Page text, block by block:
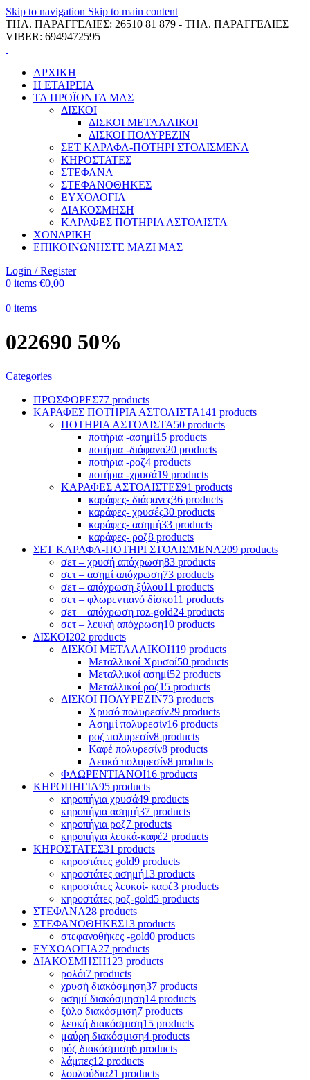
Skip to navigation Skip to main content
ΤΗΛ. ΠΑΡΑΓΓΕΛΙΕΣ: 26510 81 879 - ΤΗΛ. ΠΑΡΑΓΓΕΛΙΕΣ
VIBER: 6949472595
ΑΡΧΙΚΗ
Η ΕΤΑΙΡΕΙΑ
ΤΑ ΠΡΟΪΟΝΤΑ ΜΑΣ
ΔΙΣΚΟΙ
ΔΙΣΚΟΙ ΜΕΤΑΛΛΙΚΟΙ
ΔΙΣΚΟΙ ΠΟΛΥΡΕΖΙΝ
ΣΕΤ ΚΑΡΑΦΑ-ΠΟΤΗΡΙ ΣΤΟΛΙΣΜΕΝΑ
ΚΗΡΟΣΤΑΤΕΣ
ΣΤΕΦΑΝΑ
ΣΤΕΦΑΝΟΘΗΚΕΣ
ΕΥΧΟΛΟΓΙΑ
ΔΙΑΚΟΣΜΗΣΗ
ΚΑΡΑΦΕΣ ΠΟΤΗΡΙΑ ΑΣΤΟΛΙΣΤΑ
ΧΟΝΔΡΙΚΗ
ΕΠΙΚΟΙΝΩΝΗΣΤΕ ΜΑΖΙ ΜΑΣ
Login / Register
0 items €0,00
0 items
022690 50%
Categories
ΠΡΟΣΦΟΡΕΣ77 products
ΚΑΡΑΦΕΣ ΠΟΤΗΡΙΑ ΑΣΤΟΛΙΣΤΑ141 products
ΠΟΤΗΡΙΑ ΑΣΤΟΛΙΣΤΑ50 products
ποτήρια -ασημί15 products
ποτήρια -διάφανα20 products
ποτήρια -ροζ4 products
ποτήρια -χρυσά19 products
ΚΑΡΑΦΕΣ ΑΣΤΟΛΙΣΤΕΣ91 products
καράφες- διάφανες36 products
καράφες- χρυσές30 products
καράφες- ασημή33 products
καράφες- ροζ8 products
ΣΕΤ ΚΑΡΑΦΑ-ΠΟΤΗΡΙ ΣΤΟΛΙΣΜΕΝΑ209 products
σετ – χρυσή απόχρωση83 products
σετ – ασημί απόχρωση73 products
σετ – απόχρωση ξύλου11 products
σετ – φλωρεντιανό δίσκο11 products
σετ – απόχρωση roz-gold24 products
σετ – λευκή απόχρωση10 products
ΔΙΣΚΟΙ202 products
ΔΙΣΚΟΙ ΜΕΤΑΛΛΙΚΟΙ119 products
Μεταλλικοί Χρυσοί50 products
Μεταλλικοί ασημί52 products
Mεταλλικοί ροζ15 products
ΔΙΣΚΟΙ ΠΟΛΥΡΕΖΙΝ73 products
Χρυσό πολυρεσίν29 products
Ασημί πολυρεσίν16 products
ροζ πολυρεσίν8 products
Καφέ πολυρεσίν8 products
Λευκό πολυρεσίν8 products
ΦΛΩΡΕΝΤΙΑΝΟΙ16 products
ΚΗΡΟΠΗΓΙΑ95 products
κηροπήγια χρυσά49 products
κηροπήγια ασημή37 products
κηροπήγια ροζ7 products
κηροπήγια λευκά-καφέ2 products
ΚΗΡΟΣΤΑΤΕΣ31 products
κηροστάτες gold9 products
κηροστάτες ασημή13 products
κηροστάτες λευκοί- καφέ3 products
κηροστάτες ροζ-gold5 products
ΣΤΕΦΑΝΑ28 products
ΣΤΕΦΑΝΟΘΗΚΕΣ13 products
στεφανοθήκες -gold0 products
ΕΥΧΟΛΟΓΙΑ27 products
ΔΙΑΚΟΣΜΗΣΗ123 products
ρολόι7 products
χρυσή διακόσμηση37 products
ασημί διακόσμηση14 products
ξύλο διακόσμιση7 products
λευκή διακόσμιση15 products
μαύρη διακόσμιση4 products
ρόζ διακόσμιση6 products
λάμπες12 products
λουλούδια21 products